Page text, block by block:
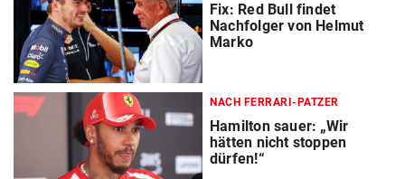
Fix: Red Bull findet
Nachfolger von Helmut
Marko
NACH FERRARI-PATZER
Hamilton sauer: „Wir
hätten nicht stoppen
dürfen!“